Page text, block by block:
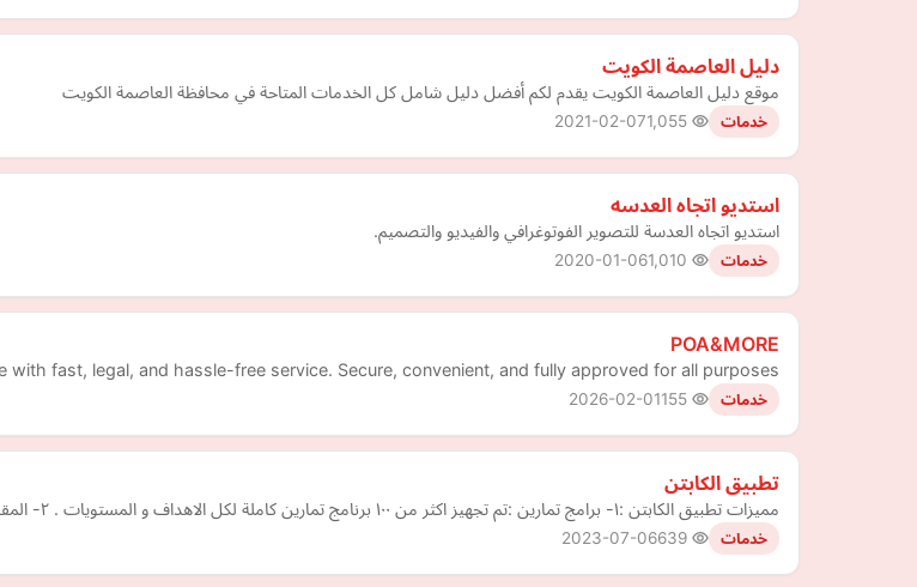
دليل العاصمة الكويت
موقع دليل العاصمة الكويت يقدم لكم أفضل دليل شامل كل الخدمات المتاحة في محافظة العاصمة الكويت
خدمات 2021-02-07
استديو اتجاه العدسه
استديو اتجاه العدسة للتصوير الفوتوغرافي والفيديو والتصميم.
خدمات 2020-01-06
POA&MORE
with fast, legal, and hassle-free service. Secure, convenient, and fully approved for all purposes
خدمات 2026-02-01
تطبيق الكابتن
مميزات تطبيق الكابتن :١- برامج تمارين :تم تجهيز اكثر من ١٠٠ برنامج تمارين كاملة لكل الاهداف و المستويات . ٢- المقالات : مقالات متنوعة لشرح لعبة كمال اجسام و تناول مواضيع الصحة الع…
خدمات 2023-07-06